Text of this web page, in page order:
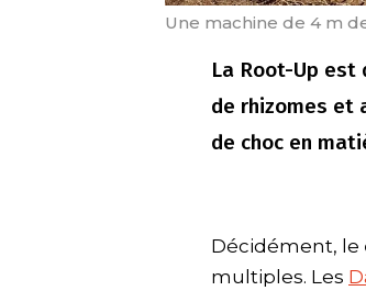
Une machine de 4 m
La Root-Up
de rhizomes et
de choc en
Décidément, le
multiples. Les